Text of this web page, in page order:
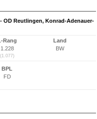
OD Reutlingen, Konrad-Adenauer-
Rang
1.228
(1.077)
Land
BW
BPL
FD